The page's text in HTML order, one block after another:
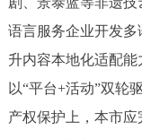
语言服务企业开发
升内容本地化适配能
以“平台+活动”双轮
产权保护上，本市